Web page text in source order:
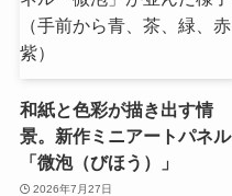
和紙と色彩が描き出す情
景。新作ミニアートパネル
「微泡（びほう）」
2026年7月27日